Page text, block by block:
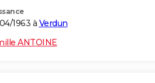
1963 à Verdun
ANTOINE